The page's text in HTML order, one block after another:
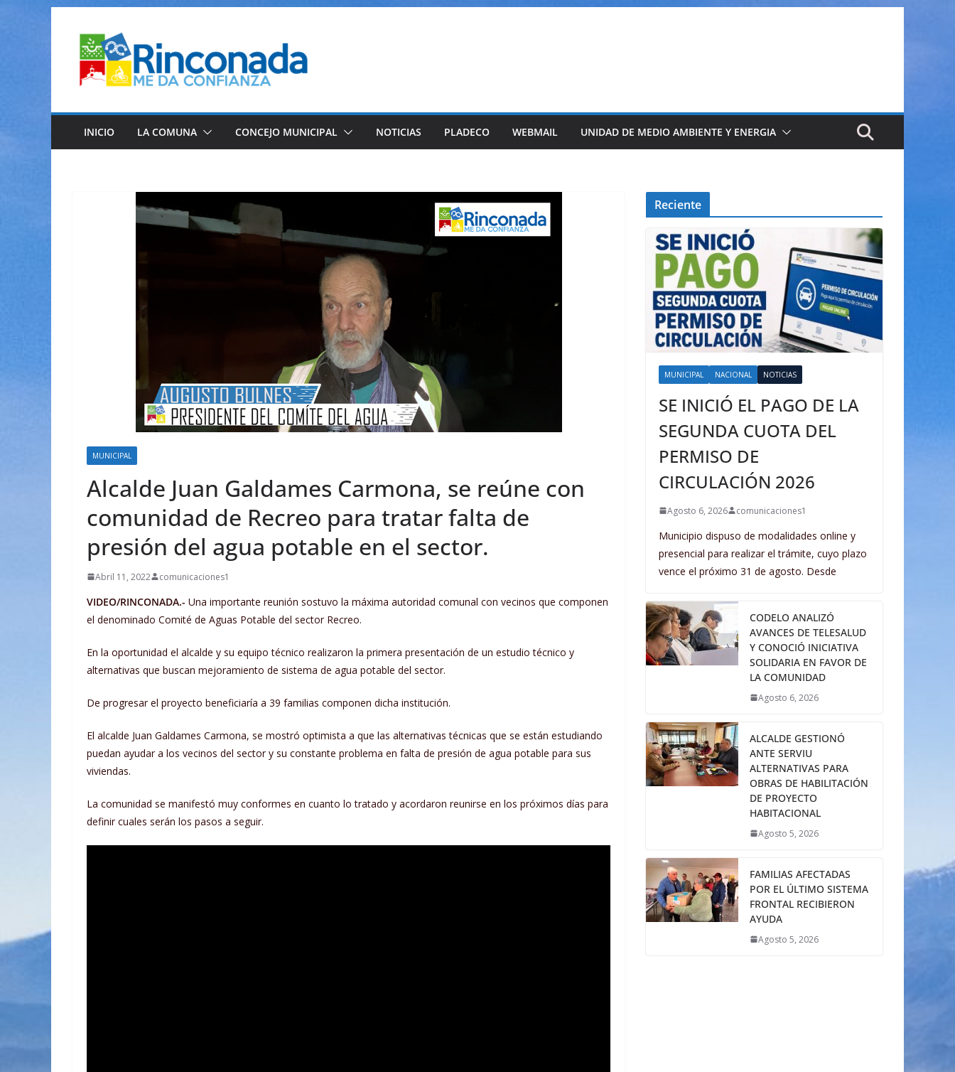
contenido
INICIO LA COMUNA CONCEJO MUNICIPAL NOTICIAS PLADECO WEBMAIL UNIDAD DE MEDIO AMBIENTE Y ENERGIA
MUNICIPAL
Alcalde Juan Galdames Carmona, se reúne con
comunidad de Recreo para tratar falta de
presión del agua potable en el sector.
Abril 11, 2022 comunicaciones1
VIDEO/RINCONADA.- Una importante reunión sostuvo la máxima autoridad comunal con vecinos que componen
el denominado Comité de Aguas Potable del sector Recreo.
En la oportunidad el alcalde y su equipo técnico realizaron la primera presentación de un estudio técnico y
alternativas que buscan mejoramiento de sistema de agua potable del sector.
De progresar el proyecto beneficiaría a 39 familias componen dicha institución.
El alcalde Juan Galdames Carmona, se mostró optimista a que las alternativas técnicas que se están estudiando
puedan ayudar a los vecinos del sector y su constante problema en falta de presión de agua potable para sus
viviendas.
La comunidad se manifestó muy conformes en cuanto lo tratado y acordaron reunirse en los próximos días para
definir cuales serán los pasos a seguir.
Reciente
MUNICIPAL NACIONAL NOTICIAS
SE INICIÓ EL PAGO DE LA
SEGUNDA CUOTA DEL
PERMISO DE
CIRCULACIÓN 2026
Agosto 6, 2026 comunicaciones1
Municipio dispuso de modalidades online y
presencial para realizar el trámite, cuyo plazo
vence el próximo 31 de agosto. Desde
CODELO ANALIZÓ
AVANCES DE TELESALUD
Y CONOCIÓ INICIATIVA
SOLIDARIA EN FAVOR DE
LA COMUNIDAD
Agosto 6, 2026
ALCALDE GESTIONÓ
ANTE SERVIU
ALTERNATIVAS PARA
OBRAS DE HABILITACIÓN
DE PROYECTO
HABITACIONAL
Agosto 5, 2026
FAMILIAS AFECTADAS
POR EL ÚLTIMO SISTEMA
FRONTAL RECIBIERON
AYUDA
Agosto 5, 2026